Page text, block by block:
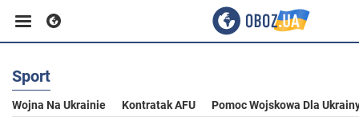
Biznes
Sport
Wojna Na Ukrainie Kontratak AFU Pomoc Wojskowa Dla